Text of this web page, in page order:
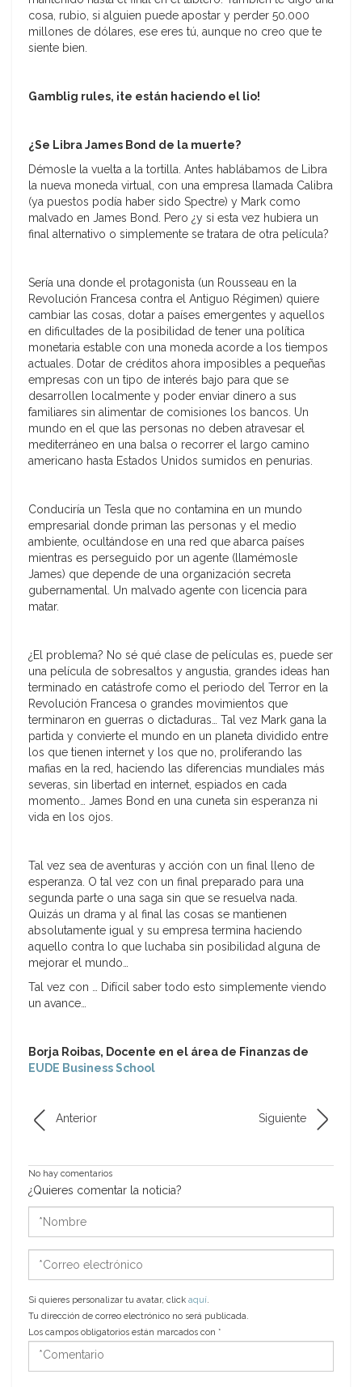
cosa, rubio, si alguien puede apostar y perder 50.000
millones de dólares, ese eres tú, aunque no creo que te
siente bien.
Gamblig rules, ¡te están haciendo el lio!
¿Se Libra James Bond de la muerte?
Démosle la vuelta a la tortilla. Antes hablábamos de Libra
la nueva moneda virtual, con una empresa llamada Calibra
(ya puestos podía haber sido Spectre) y Mark como
malvado en James Bond. Pero ¿y si esta vez hubiera un
final alternativo o simplemente se tratara de otra película?
Sería una donde el protagonista (un Rousseau en la
Revolución Francesa contra el Antiguo Régimen) quiere
cambiar las cosas, dotar a países emergentes y aquellos
en dificultades de la posibilidad de tener una política
monetaria estable con una moneda acorde a los tiempos
actuales. Dotar de créditos ahora imposibles a pequeñas
empresas con un tipo de interés bajo para que se
desarrollen localmente y poder enviar dinero a sus
familiares sin alimentar de comisiones los bancos. Un
mundo en el que las personas no deben atravesar el
mediterráneo en una balsa o recorrer el largo camino
americano hasta Estados Unidos sumidos en penurias.
Conduciría un Tesla que no contamina en un mundo
empresarial donde priman las personas y el medio
ambiente, ocultándose en una red que abarca países
mientras es perseguido por un agente (llamémosle
James) que depende de una organización secreta
gubernamental. Un malvado agente con licencia para
matar.
¿El problema? No sé qué clase de películas es, puede ser
una película de sobresaltos y angustia, grandes ideas han
terminado en catástrofe como el periodo del Terror en la
Revolución Francesa o grandes movimientos que
terminaron en guerras o dictaduras… Tal vez Mark gana la
partida y convierte el mundo en un planeta dividido entre
los que tienen internet y los que no, proliferando las
mafias en la red, haciendo las diferencias mundiales más
severas, sin libertad en internet, espiados en cada
momento… James Bond en una cuneta sin esperanza ni
vida en los ojos.
Tal vez sea de aventuras y acción con un final lleno de
esperanza. O tal vez con un final preparado para una
segunda parte o una saga sin que se resuelva nada.
Quizás un drama y al final las cosas se mantienen
absolutamente igual y su empresa termina haciendo
aquello contra lo que luchaba sin posibilidad alguna de
mejorar el mundo…
Tal vez con … Difícil saber todo esto simplemente viendo
un avance…
Borja Roibas, Docente en el área de Finanzas de
EUDE Business School
Anterior Siguiente
No hay comentarios
¿Quieres comentar la noticia?
*Nombre
*Correo
electrónico
Si quieres personalizar tu avatar, click aquí.
Tu dirección de correo electrónico no será publicada.
Los campos obligatorios están marcados con *
*Comentario